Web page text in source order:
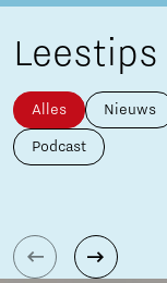
Leestips
Alles Nieuws
Podcast